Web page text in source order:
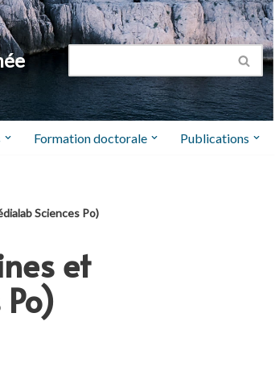
Formation doctorale Publications
Sciences Po)
et